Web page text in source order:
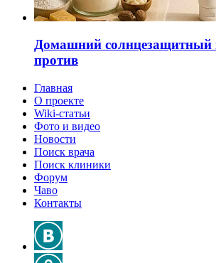
Домашний солнцезащитный
против
Главная
О проекте
Wiki-статьи
Фото и видео
Новости
Поиск врача
Поиск клиники
Форум
Чаво
Контакты